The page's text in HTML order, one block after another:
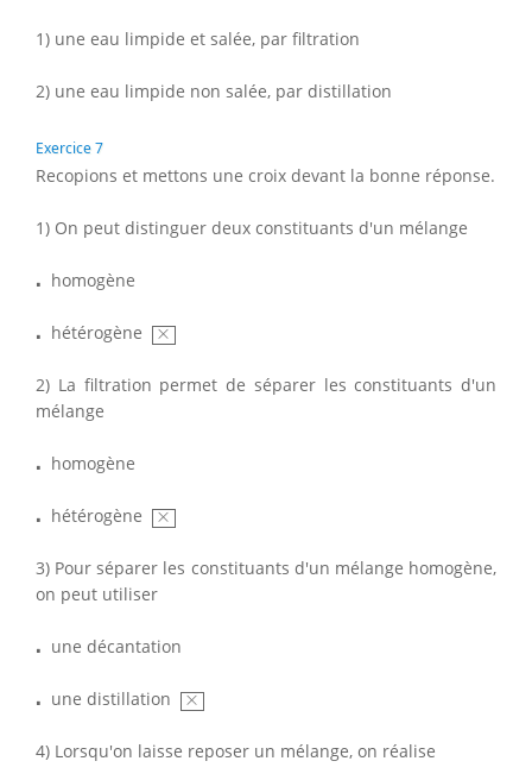
1) une eau limpide et salée, par filtration
2) une eau limpide non salée, par distillation
Exercice 7
Recopions et mettons une croix devant la bonne réponse.
1) On peut distinguer deux constituants d'un mélange
⋅⋅ homogène
⋅⋅ hétérogène ×
×
2) La filtration permet de séparer les constituants d'un
mélange
⋅⋅ homogène
⋅⋅ hétérogène ×
×
3) Pour séparer les constituants d'un mélange homogène,
on peut utiliser
⋅⋅ une décantation
⋅⋅ une distillation ×
×
4) Lorsqu'on laisse reposer un mélange, on réalise